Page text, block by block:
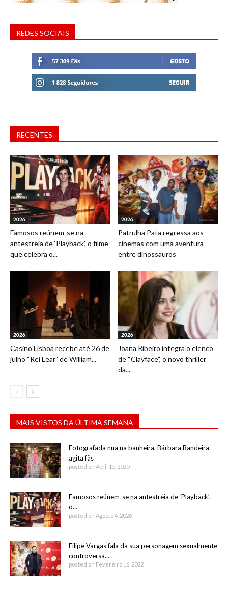
REDES SOCIAIS
RECENTES
2026
Famosos reúnem-se na
antestreia de ‘Playback’, o filme
que celebra o...
2026
Patrulha Pata regressa aos
cinemas com uma aventura
entre dinossauros
2026
Casino Lisboa recebe até 26 de
julho “Rei Lear” de William...
2026
Joana Ribeiro integra o elenco
de “Clayface”, o novo thriller
da...
MAIS VISTOS DA ÚLTIMA SEMANA
Fotografada nua na banheira, Bárbara Bandeira
agita fãs
posted on Abril 15, 2020
Famosos reúnem-se na antestreia de ‘Playback’,
o...
posted on Agosto 4, 2026
Filipe Vargas fala da sua personagem sexualmente
controversa...
posted on Fevereiro 16, 2022